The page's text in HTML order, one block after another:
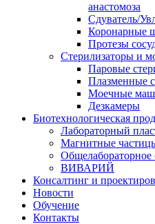
анастомоза
Сдуватель/
Коронарные
Протезы
Стерилизаторы и
Паровые
Плазменные
Моечные
Дезкамеры
Биотехнологическая
Лабораторный
Магнитные
Общелабораторное
ВИВАРИЙ
Консалтинг и
Новости
Обучение
Контакты